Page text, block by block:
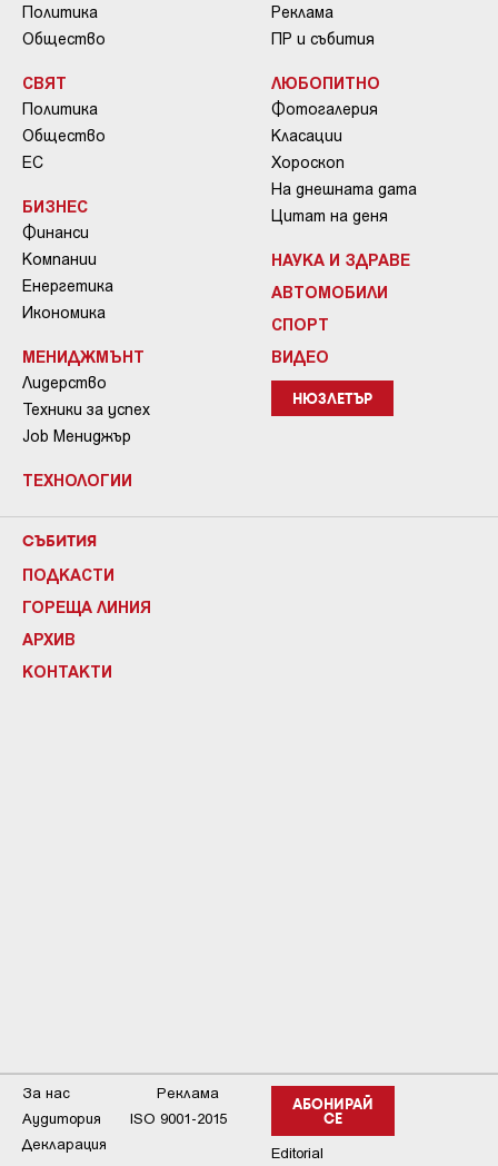
Политика
Общество
СВЯТ
Политика
Общество
ЕС
БИЗНЕС
Финанси
Компании
Енергетика
Икономика
МЕНИДЖМЪНТ
Лидерство
Техники за успех
Job Мениджър
ТЕХНОЛОГИИ
Реклама
ПР и събития
ЛЮБОПИТНО
Фотогалерия
Класации
Хороскоп
На днешната дата
Цитат на деня
НАУКА И ЗДРАВЕ
АВТОМОБИЛИ
СПОРТ
ВИДЕО
НЮЗЛЕТЪР
СЪБИТИЯ
ПОДКАСТИ
ГОРЕЩА ЛИНИЯ
АРХИВ
КОНТАКТИ
АБОНИРАЙ
СЕ
Editorial
За нас
Реклама
Аудитория
ISO 9001-2015
Декларация